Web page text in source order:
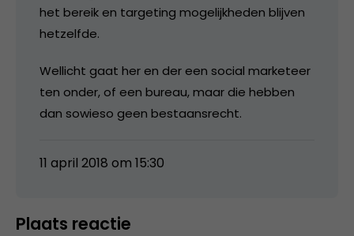
het bereik en targeting mogelijkheden blijven
hetzelfde.
Wellicht gaat her en der een social marketeer
ten onder, of een bureau, maar die hebben
dan sowieso geen bestaansrecht.
11 april 2018 om 15:30
Plaats reactie